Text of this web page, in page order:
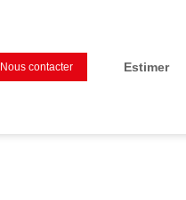
Nous contacter Estimer